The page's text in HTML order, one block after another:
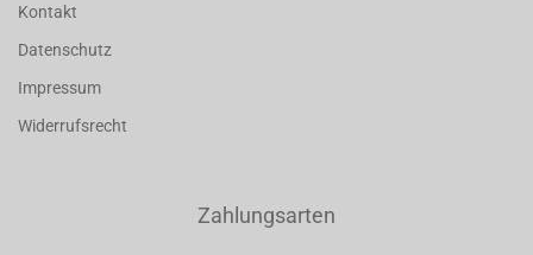
Kontakt
Datenschutz
Impressum
Widerrufsrecht
Zahlungsarten